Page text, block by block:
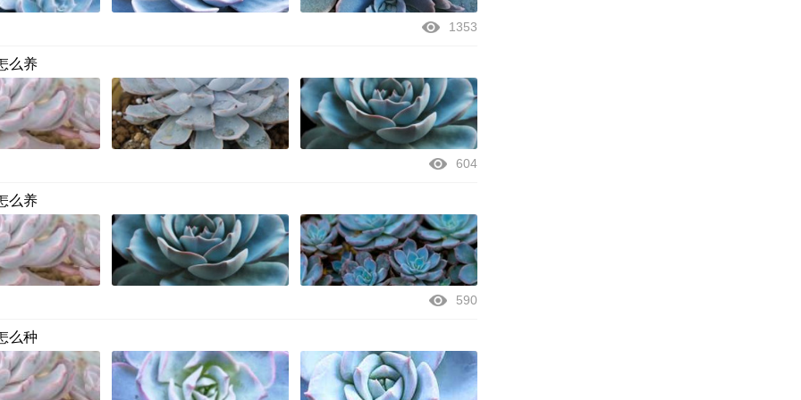
1353
么养
604
么养
590
么种